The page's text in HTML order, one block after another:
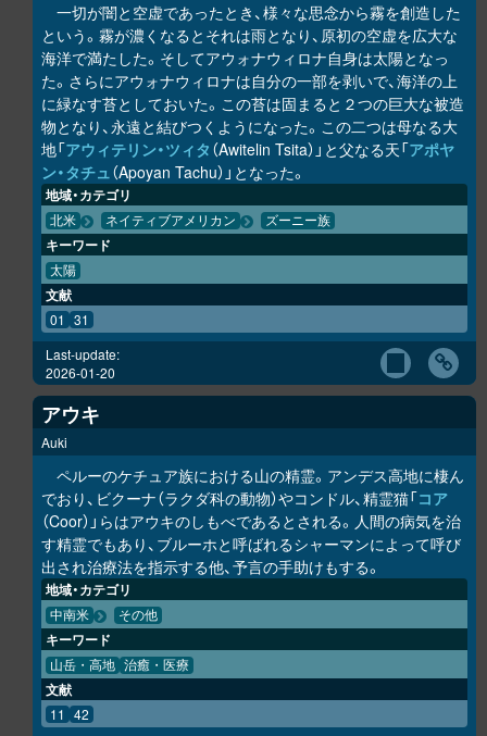
一切が闇と空虚であったとき、様々な思念から霧を創造した
という。霧が濃くなるとそれは雨となり、原初の空虚を広大な
海洋で満たした。そしてアウォナウィロナ自身は太陽となっ
た。さらにアウォナウィロナは自分の一部を剥いで、海洋の上
に緑なす苔としておいた。この苔は固まると２つの巨大な被造
物となり、永遠と結びつくようになった。この二つは母なる大
地「アウィテリン・ツィタ （Awitelin Tsita）」と父なる天「アポヤ
ン・タチュ（Apoyan Tachu）」となった。
地域・カテゴリ
北米 ネイティブアメリカン ズーニー族
キーワード
太陽
文献
01 31
Last-update:
2026-01-20
アウキ
Auki
ペルーのケチュア族における山の精霊。アンデス高地に棲ん
でおり、ビクーナ（ラクダ科の動物）やコンドル、精霊猫「コア
（Coor）」らはアウキのしもべであるとされる。人間の病気を治
す精霊でもあり、ブルーホと呼ばれるシャーマンによって呼び
出され治療法を指示する他、予言の手助けもする。
地域・カテゴリ
中南米 その他
キーワード
山岳・高地 治癒・医療
文献
11 42